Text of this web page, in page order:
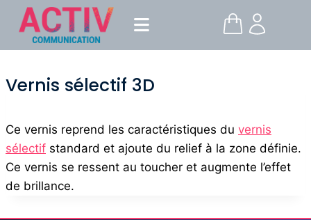
Vernis sélectif 3D
Ce vernis reprend les caractéristiques du vernis
sélectif standard et ajoute du relief à la zone définie.
Ce vernis se ressent au toucher et augmente l’effet
de brillance.